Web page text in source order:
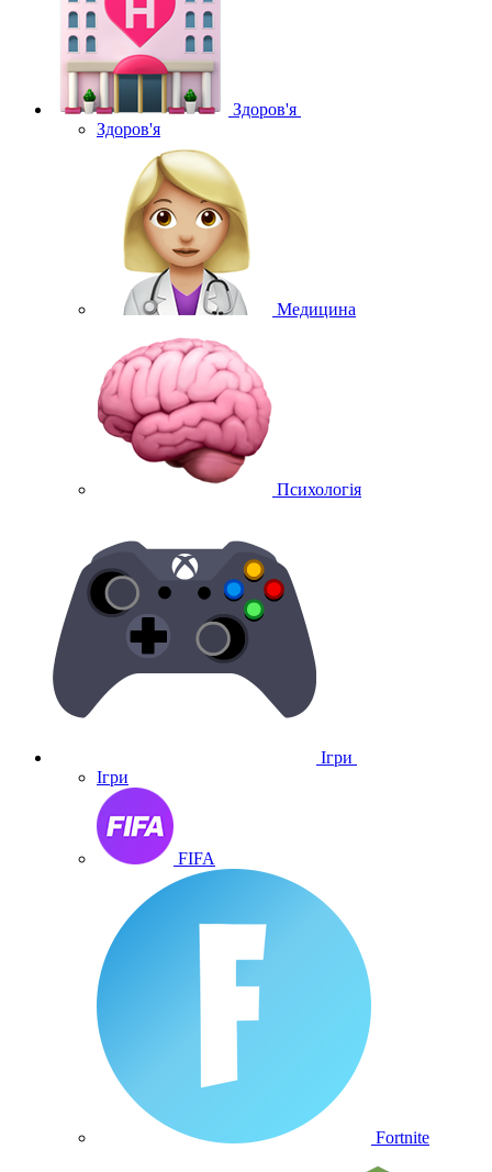
Здоров'я
Здоров'я
Медицина
Психологія
Ігри
Ігри
FIFA
Fortnite